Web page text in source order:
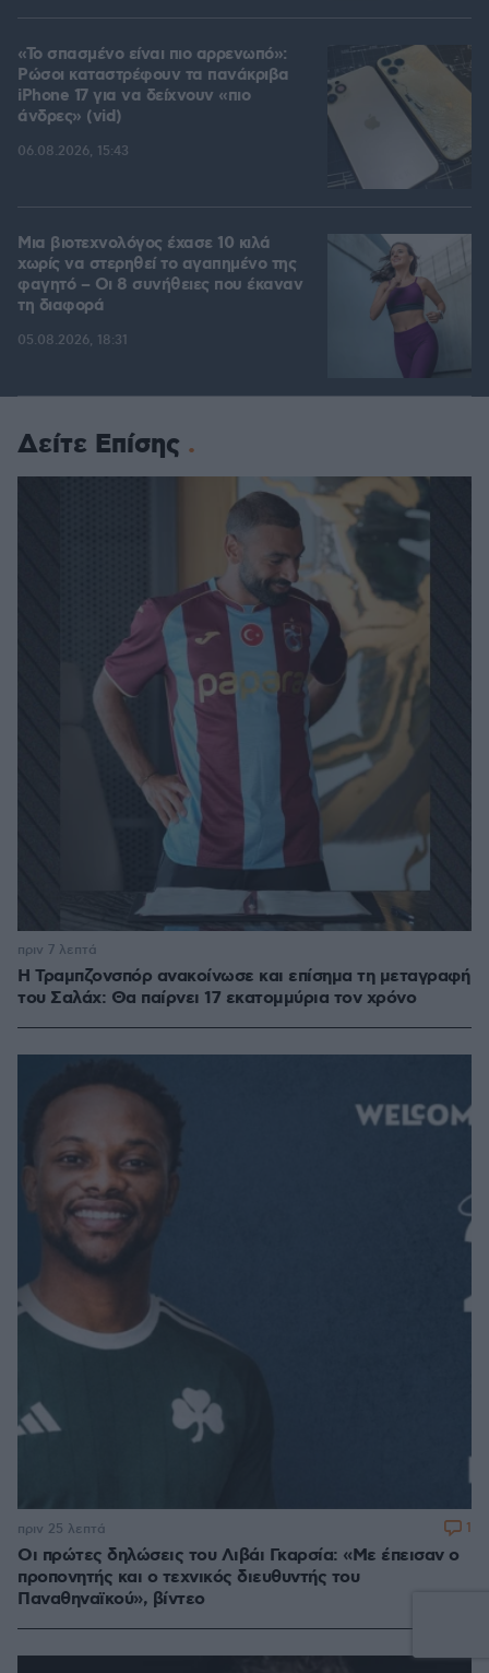
«Το σπασμένο είναι πιο αρρενωπό»:
Ρώσοι καταστρέφουν τα πανάκριβα
iPhone 17 για να δείχνουν «πιο
άνδρες» (vid)
06.08.2026, 15:43
Μια βιοτεχνολόγος έχασε 10 κιλά
χωρίς να στερηθεί το αγαπημένο της
φαγητό – Οι 8 συνήθειες που έκαναν
τη διαφορά
05.08.2026, 18:31
Δείτε Επίσης
Η Τραμπζονσπόρ ανακοίνωσε και επίσημα τη μεταγραφή
του Σαλάχ: Θα παίρνει 17 εκατομμύρια τον χρόνο
πριν 7 λεπτά
Οι πρώτες δηλώσεις του Λιβάι Γκαρσία: «Με έπεισαν ο
προπονητής και ο τεχνικός διευθυντής του
Παναθηναϊκού», βίντεο
πριν 25 λεπτά 1